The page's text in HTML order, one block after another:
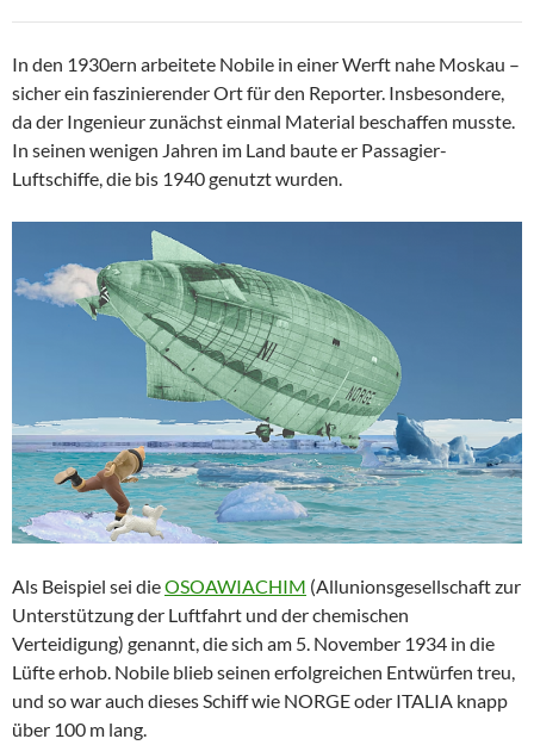
In den 1930ern arbeitete Nobile in einer Werft nahe Moskau –
sicher ein faszinierender Ort für den Reporter. Insbesondere,
da der Ingenieur zunächst einmal Material beschaffen musste.
In seinen wenigen Jahren im Land baute er Passagier-
Luftschiffe, die bis 1940 genutzt wurden.
Als Beispiel sei dieOSOAWIACHIM (Allunionsgesellschaft zur
Unterstützung der Luftfahrt und der chemischen
Verteidigung) genannt, die sich am 5. November 1934 in die
Lüfte erhob. Nobile blieb seinen erfolgreichen Entwürfen treu,
und so war auch dieses Schiff wie NORGE oder ITALIA knapp
über 100 m lang.